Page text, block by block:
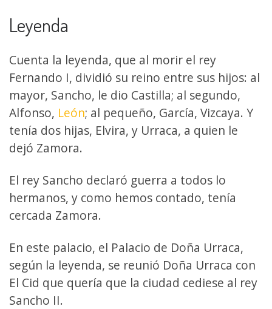
Leyenda
Cuenta la leyenda, que al morir el rey
Fernando I, dividió su reino entre sus hijos: al
mayor, Sancho, le dio Castilla; al segundo,
Alfonso, León; al pequeño, García, Vizcaya. Y
tenía dos hijas, Elvira, y Urraca, a quien le
dejó Zamora.
El rey Sancho declaró guerra a todos lo
hermanos, y como hemos contado, tenía
cercada Zamora.
En este palacio, el Palacio de Doña Urraca,
según la leyenda, se reunió Doña Urraca con
El Cid que quería que la ciudad cediese al rey
Sancho II.